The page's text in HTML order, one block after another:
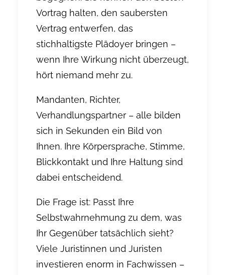
Vortrag halten, den saubersten
Vertrag entwerfen, das
stichhaltigste Plädoyer bringen –
wenn Ihre Wirkung nicht überzeugt,
hört niemand mehr zu.
Mandanten, Richter,
Verhandlungspartner – alle bilden
sich in Sekunden ein Bild von
Ihnen. Ihre Körpersprache, Stimme,
Blickkontakt und Ihre Haltung sind
dabei entscheidend.
Die Frage ist: Passt Ihre
Selbstwahrnehmung zu dem, was
Ihr Gegenüber tatsächlich sieht?
Viele Juristinnen und Juristen
investieren enorm in Fachwissen –